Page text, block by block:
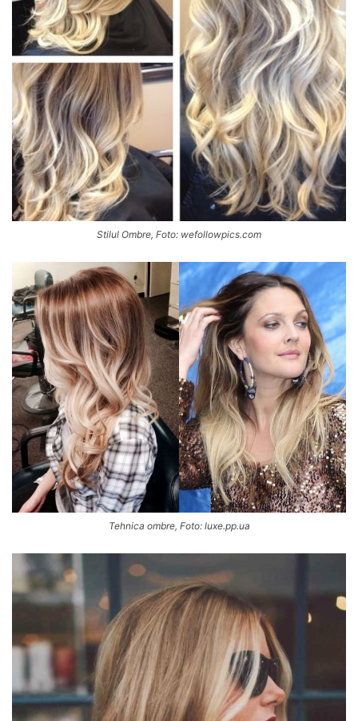
Stilul Ombre, Foto: wefollowpics.com
Tehnica ombre, Foto: luxe.pp.ua